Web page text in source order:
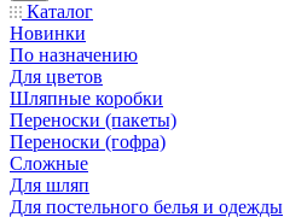
Каталог
Новинки
По назначению
Для цветов
Шляпные коробки
Переноски (пакеты)
Переноски (гофра)
Сложные
Для шляп
Для постельного белья и одежды